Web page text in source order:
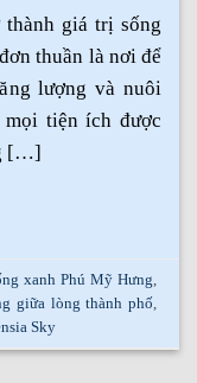
giá trị sống
thuần là nơi để
lượng và nuôi
mọi tiện ích được
[…]
xanh Phú Mỹ Hưng
giữa lòng thành phố,
Sky